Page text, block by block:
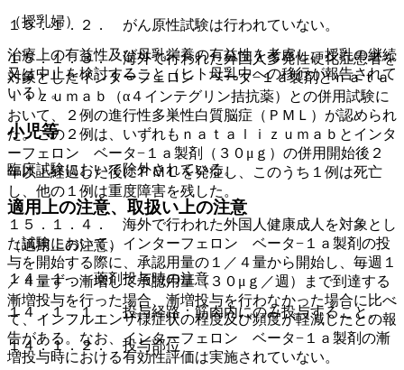
１５．１．２． がん原性試験は行われていない。
１５．１．３． 海外で行われた外国人多発性硬化症患者を
対象としたインターフェロン ベータ−１ａ製剤とｎａｔａ
ｌｉｚｕｍａｂ（α４インテグリン拮抗薬）との併用試験に
おいて、２例の進行性多巣性白質脳症（ＰＭＬ）が認められ
た。この２例は、いずれもｎａｔａｌｉｚｕｍａｂとインタ
ーフェロン ベータ−１ａ製剤（３０μｇ）の併用開始後２
年以上経過した後にＰＭＬを発症し、このうち１例は死亡
し、他の１例は重度障害を残した。
１５．１．４． 海外で行われた外国人健康成人を対象とし
た試験において、インターフェロン ベータ−１ａ製剤の投
与を開始する際に、承認用量の１／４量から開始し、毎週１
／４量ずつ漸増して承認用量（３０μｇ／週）まで到達する
漸増投与を行った場合、漸増投与を行わなかった場合に比べ
て、インフルエンザ様症状の程度及び頻度が軽減したとの報
告がある。なお、インターフェロン ベータ−１ａ製剤の漸
増投与時における有効性評価は実施されていない。
（授乳婦）
治療上の有益性及び母乳栄養の有益性を考慮し、授乳の継続
又は中止を検討すること（ヒト母乳中への移行が報告されて
いる）。
小児等
臨床試験において除外されている。
適用上の注意、取扱い上の注意
（適用上の注意）
１４．１． 薬剤投与時の注意
１４．１．１． 投与経路：筋肉内にのみ投与すること。
１４．１．２． 投与部位